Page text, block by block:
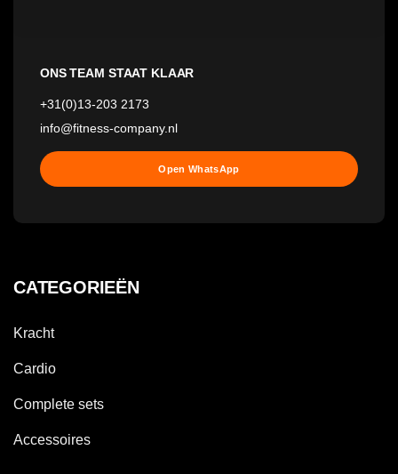
ONS TEAM STAAT KLAAR
+31(0)13-203 2173
info@fitness-company.nl
Open WhatsApp
CATEGORIEËN
Kracht
Cardio
Complete sets
Accessoires